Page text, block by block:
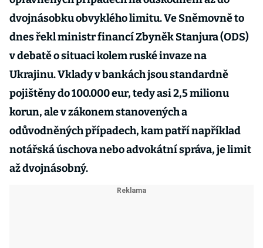
dvojnásobku obvyklého limitu. Ve Sněmovně to
dnes řekl ministr financí Zbyněk Stanjura (ODS)
v debatě o situaci kolem ruské invaze na
Ukrajinu. Vklady v bankách jsou standardně
pojištěny do 100.000 eur, tedy asi 2,5 milionu
korun, ale v zákonem stanovených a
odůvodněných případech, kam patří například
notářská úschova nebo advokátní správa, je limit
až dvojnásobný.